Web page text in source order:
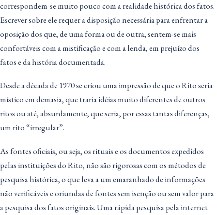
correspondem-se muito pouco com a realidade histórica dos fatos.
Escrever sobre ele requer a disposição necessária para enfrentar a
oposição dos que, de uma forma ou de outra, sentem-se mais
confortáveis com a mistificação e com a lenda, em prejuízo dos
fatos e da história documentada.
Desde a década de 1970 se criou uma impressão de que o Rito seria
místico em demasia, que traria idéias muito diferentes de outros
ritos ou até, absurdamente, que seria, por essas tantas diferenças,
um rito “irregular”.
As fontes oficiais, ou seja, os rituais e os documentos expedidos
pelas instituições do Rito, não são rigorosas com os métodos de
pesquisa histórica, o que leva a um emaranhado de informações
não verificáveis e oriundas de fontes sem isenção ou sem valor para
a pesquisa dos fatos originais. Uma rápida pesquisa pela internet